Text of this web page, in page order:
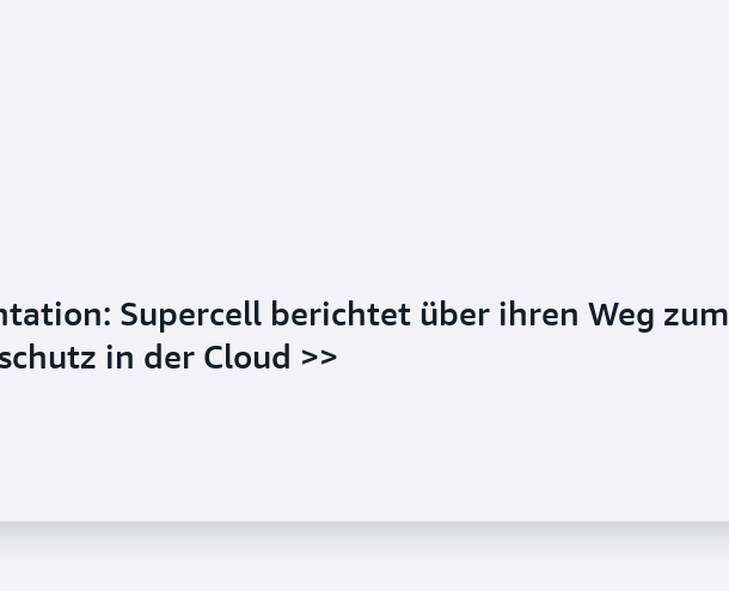
Supercell berichtet über ihren Weg zum
in der Cloud >>